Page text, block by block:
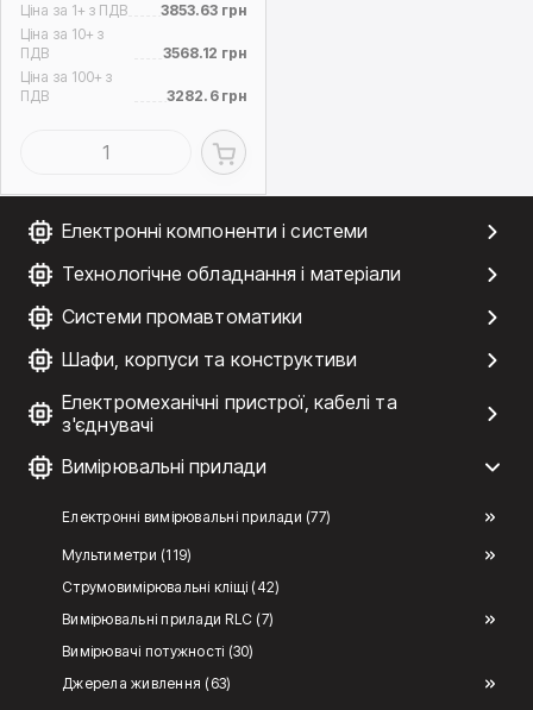
Електронні компоненти і системи
Технологічне обладнання і матеріали
Системи промавтоматики
Шафи, корпуси та конструктиви
Електромеханічні пристрої, кабелі та
з'єднувачі
Вимірювальні прилади
Електронні вимірювальні прилади (77)
Мультиметри (119)
Струмовимірювальні кліщі (42)
Вимірювальні прилади RLC (7)
Вимірювачі потужності (30)
Джерела живлення (63)
Ціна за 1+ з ПДВ
3853.63 грн
Ціна за 10+ з
ПДВ
3568.12 грн
Ціна за 100+ з
ПДВ
3282.6 грн